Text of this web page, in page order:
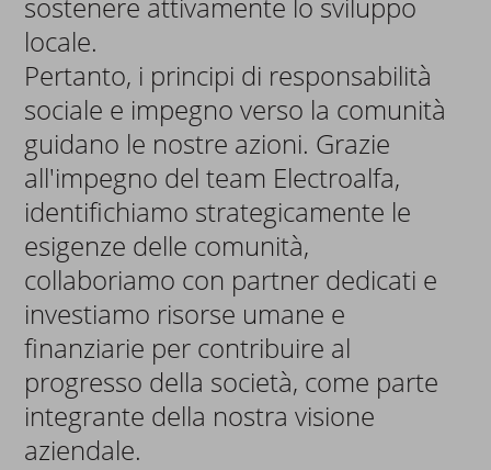
locale.
Pertanto, i principi di responsabilità
sociale e impegno verso la comunità
guidano le nostre azioni. Grazie
all'impegno del team Electroalfa,
identifichiamo strategicamente le
esigenze delle comunità,
collaboriamo con partner dedicati e
investiamo risorse umane e
finanziarie per contribuire al
progresso della società, come parte
integrante della nostra visione
aziendale.